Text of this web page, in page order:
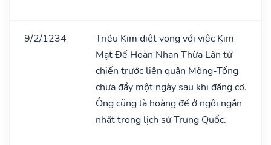
9/2/1234
Triều Kim diệt vong với việc Kim
Mạt Đế Hoàn Nhan Thừa Lân tử
chiến trước liên quân Mông-Tống
chưa đầy một ngày sau khi đăng cơ.
Ông cũng là hoàng đế ở ngôi ngắn
nhất trong lịch sử Trung Quốc.